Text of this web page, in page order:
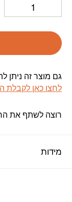
גם מוצר זה ניתן
לחצו כאן לקבלת
מידות
רוצה לשתף את